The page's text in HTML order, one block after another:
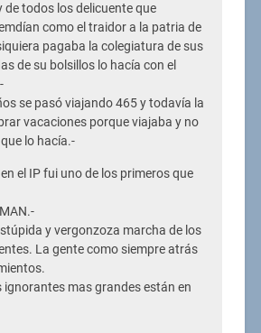
de todos los delicuente que
como el traidor a la patria de
pagaba la colegiatura de sus
de su bolsillos lo hacía con el
se pasó viajando 465 y todavía la
vacaciones porque viajaba y no
lo hacía.-
el IP fui uno de los primeros que
y vergonzoza marcha de los
La gente como siempre atrás
ignorantes mas grandes están en